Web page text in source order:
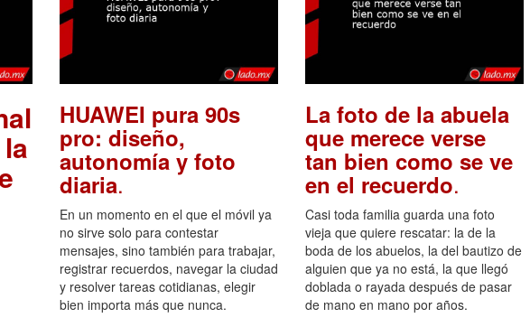
HUAWEI pura 90s
pro: diseño,
autonomía y foto
diaria.
En un momento en el que el móvil ya
no sirve solo para contestar
mensajes, sino también para trabajar,
registrar recuerdos, navegar la ciudad
y resolver tareas cotidianas, elegir
bien importa más que nunca.
La foto de la abuela
que merece verse
tan bien como se ve
en el recuerdo.
Casi toda familia guarda una foto
vieja que quiere rescatar: la de la
boda de los abuelos, la del bautizo de
alguien que ya no está, la que llegó
doblada o rayada después de pasar
de mano en mano por años.